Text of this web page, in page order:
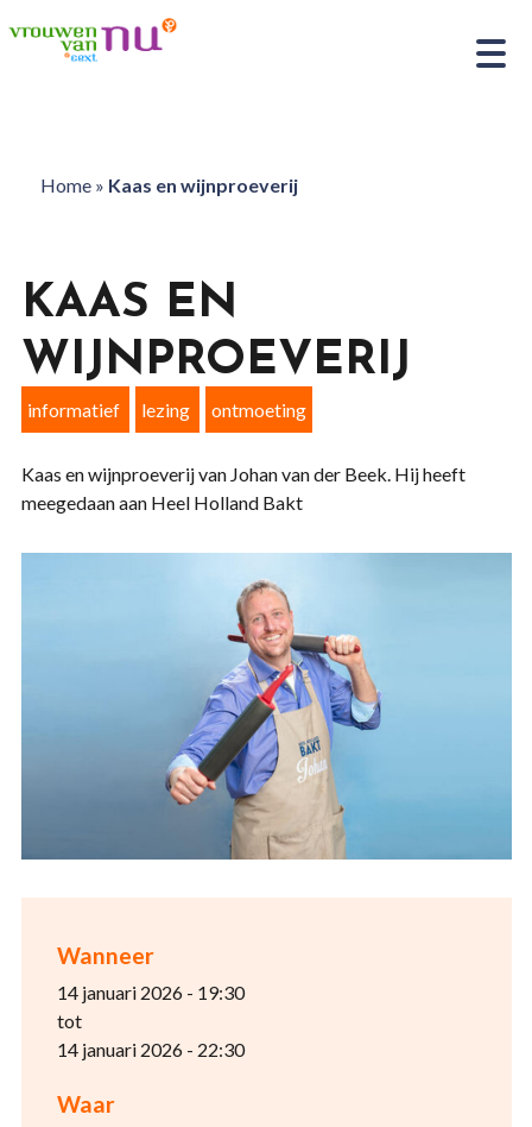
Home» Kaas en wijnproeverij
Wanneer
14 januari 2026 - 19:30
tot
14 januari 2026 - 22:30
Waar
KAAS EN
WIJNPROEVERIJ
informatief lezing ontmoeting
Kaas en wijnproeverij van Johan van der Beek. Hij heeft
meegedaan aan Heel Holland Bakt